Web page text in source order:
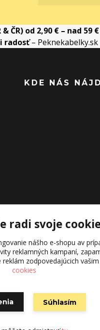
ČR) od 2,90 € – nad 59
radosť– Peknekabelky.sk
KDE NÁS
radi svoje
nášho e-shopu av
reklamných kampaní,
zodpovedajúcich
cookies
Súhlasím